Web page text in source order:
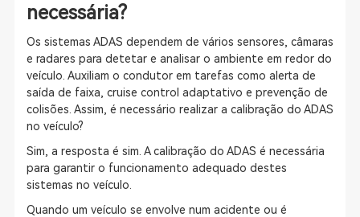
necessária?
Os sistemas ADAS dependem de vários sensores, câmaras
e radares para detetar e analisar o ambiente em redor do
veículo. Auxiliam o condutor em tarefas como alerta de
saída de faixa, cruise control adaptativo e prevenção de
colisões. Assim, é necessário realizar a calibração do ADAS
no veículo?
Sim, a resposta é sim. A calibração do ADAS é necessária
para garantir o funcionamento adequado destes
sistemas no veículo.
Quando um veículo se envolve num acidente ou é